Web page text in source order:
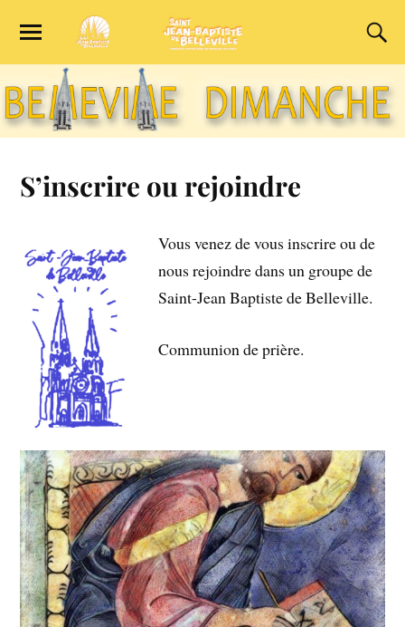
S’inscrire ou rejoindre
Vous venez de vous inscrire ou de
nous rejoindre dans un groupe de
Saint-Jean Baptiste de Belleville.
Communion de prière.